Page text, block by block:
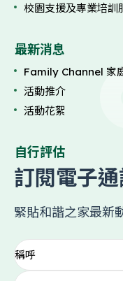
校園支援及專業培訓
最新消息
Family Channel 家
活動推介
活動花絮
自行評估
訂閱電子
緊貼和諧之家最新